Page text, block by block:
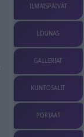
ILMAISPÄIVÄT
LOUNAS
GALLERIAT
KUNTOSALIT
PORTAAT